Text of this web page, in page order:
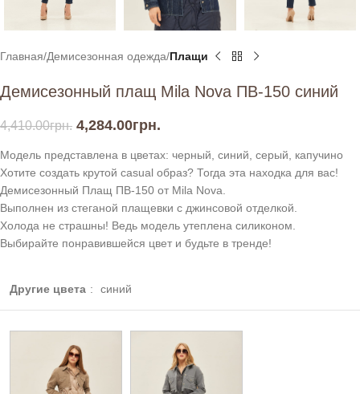
Главная Демисезонная одежда Плащи
Демисезонный плащ Mila Nova ПВ-150 синий
4,410.00грн. 4,284.00грн.
Модель представлена в цветах: черный, синий, серый, капучино
Хотите создать крутой casual образ? Тогда эта находка для вас!
Демисезонный Плащ ПВ-150 от Mila Nova.
Выполнен из стеганой плащевки с джинсовой отделкой.
Холода не страшны! Ведь модель утеплена силиконом.
Выбирайте понравившейся цвет и будьте в тренде!
Другие цвета : синий